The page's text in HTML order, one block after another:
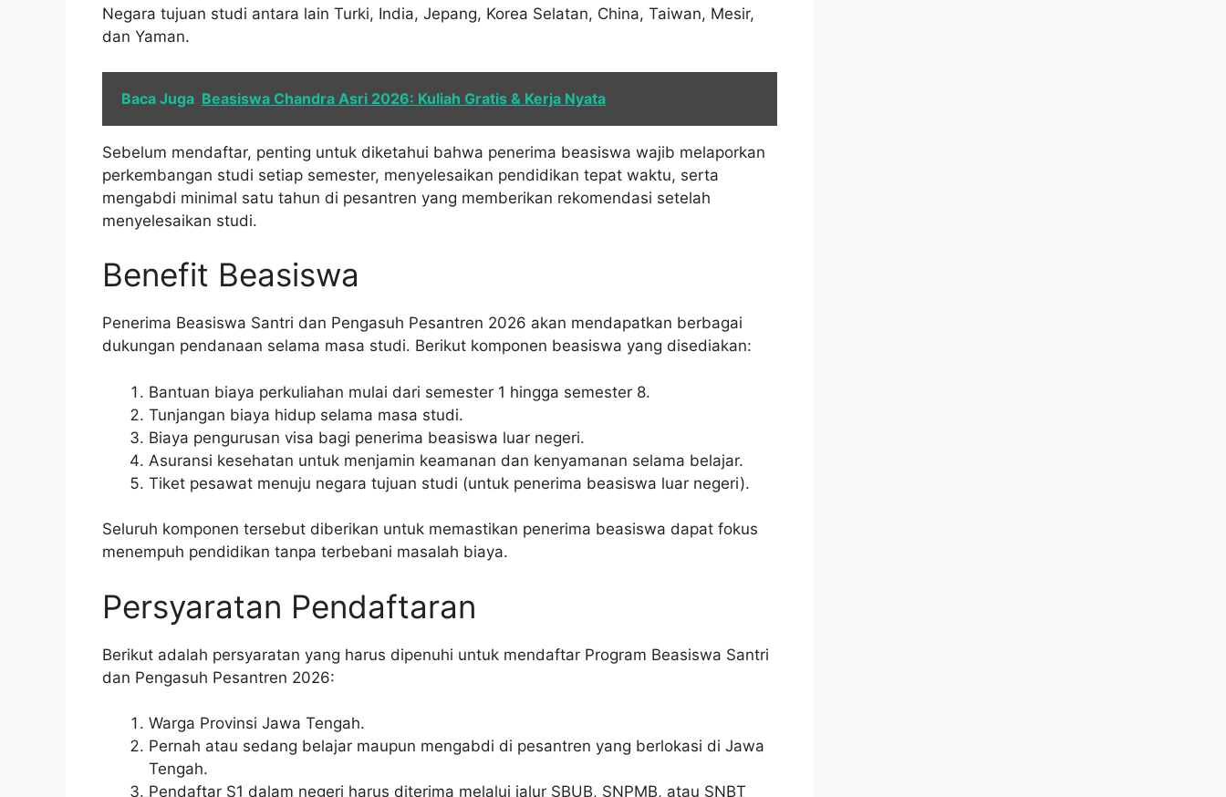
Negara tujuan studi antara lain Turki, India, Jepang, Korea Selatan, China, Taiwan, Mesir,
dan Yaman.
Baca Juga Beasiswa Chandra Asri 2026: Kuliah Gratis & Kerja Nyata
Sebelum mendaftar, penting untuk diketahui bahwa penerima beasiswa wajib melaporkan
perkembangan studi setiap semester, menyelesaikan pendidikan tepat waktu, serta
mengabdi minimal satu tahun di pesantren yang memberikan rekomendasi setelah
menyelesaikan studi.
Benefit Beasiswa
Penerima Beasiswa Santri dan Pengasuh Pesantren 2026 akan mendapatkan berbagai
dukungan pendanaan selama masa studi. Berikut komponen beasiswa yang disediakan:
Bantuan biaya perkuliahan mulai dari semester 1 hingga semester 8.
Tunjangan biaya hidup selama masa studi.
Biaya pengurusan visa bagi penerima beasiswa luar negeri.
Asuransi kesehatan untuk menjamin keamanan dan kenyamanan selama belajar.
Tiket pesawat menuju negara tujuan studi (untuk penerima beasiswa luar negeri).
Seluruh komponen tersebut diberikan untuk memastikan penerima beasiswa dapat fokus
menempuh pendidikan tanpa terbebani masalah biaya.
Persyaratan Pendaftaran
Berikut adalah persyaratan yang harus dipenuhi untuk mendaftar Program Beasiswa Santri
dan Pengasuh Pesantren 2026:
Warga Provinsi Jawa Tengah.
Pernah atau sedang belajar maupun mengabdi di pesantren yang berlokasi di Jawa
Tengah.
Pendaftar S1 dalam negeri harus diterima melalui jalur SBUB, SNPMB, atau SNBT